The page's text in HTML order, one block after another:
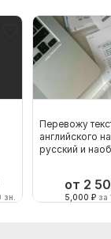
зн.
Перевожу
английского на
русский и
от 2
5,000 ₽ за